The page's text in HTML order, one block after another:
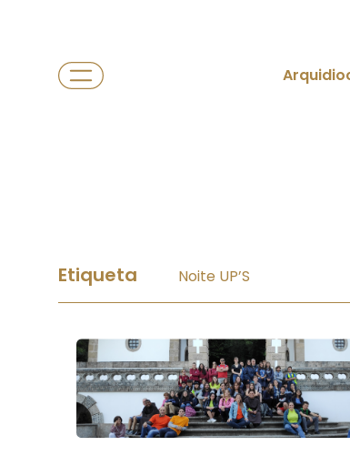
Etiqueta Noite UP’S